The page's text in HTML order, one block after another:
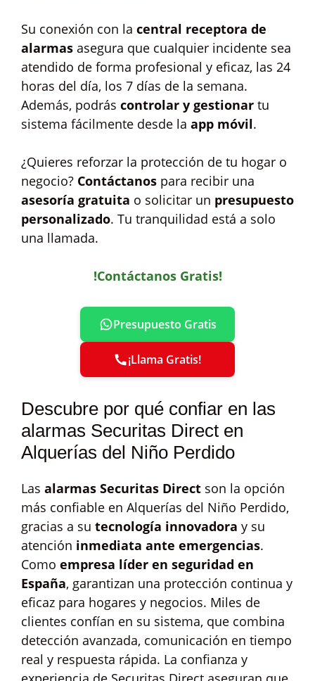
Su conexión con la central receptora de
alarmas asegura que cualquier incidente sea
atendido de forma profesional y eficaz, las 24
horas del día, los 7 días de la semana.
Además, podrás controlar y gestionar tu
sistema fácilmente desde la app móvil.
¿Quieres reforzar la protección de tu hogar o
negocio? Contáctanos para recibir una
asesoría gratuita o solicitar un presupuesto
personalizado. Tu tranquilidad está a solo
una llamada.
!Contáctanos Gratis!
Presupuesto Gratis
¡Llama Gratis!
Descubre por qué confiar en las
alarmas Securitas Direct en
Alquerías del Niño Perdido
Las alarmas Securitas Direct son la opción
más confiable en Alquerías del Niño Perdido,
gracias a su tecnología innovadora y su
atención inmediata ante emergencias.
Como empresa líder en seguridad en
España, garantizan una protección continua y
eficaz para hogares y negocios. Miles de
clientes confían en su sistema, que combina
detección avanzada, comunicación en tiempo
real y respuesta rápida. La confianza y